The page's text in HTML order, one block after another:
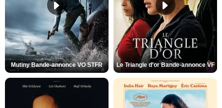
Mutiny Bande-annonce VO STFR Le Triangle d'or Bande-annonce VF